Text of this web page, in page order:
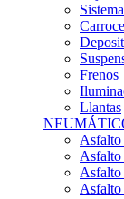
Frenos
Llantas
Asfalto
Asfalto
Asfalto